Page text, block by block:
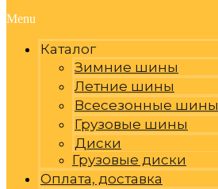
Menu
Каталог
Зимние шины
Летние шины
Всесезонные шины
Грузовые шины
Диски
Грузовые диски
Оплата, доставка